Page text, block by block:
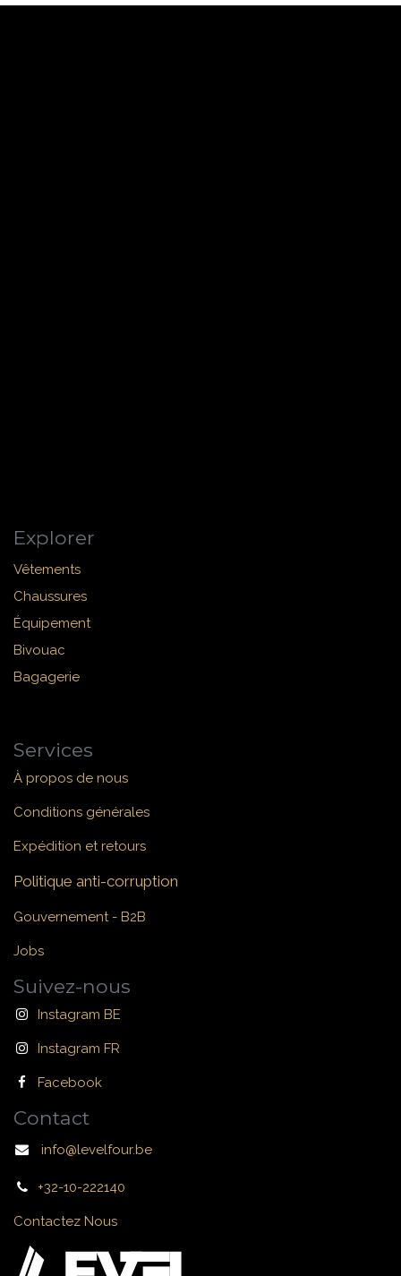
Explorer
Vêtements
Chaussures
Équipement
Bivouac
Bagagerie
Services
À propos de nous
Conditions générales
Expédition et retours
Politique anti-corruption
Gouvernement - B2B
Jobs
Suivez-nous
Instagram BE
Instagram FR
Facebook
Contact
info@levelfour.be
+32-10-222140
Contactez Nous